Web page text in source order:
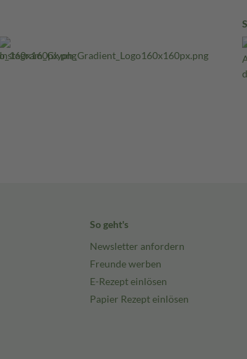
So geht's
Newsletter anfordern
Freunde werben
E-Rezept einlösen
Papier Rezept einlösen